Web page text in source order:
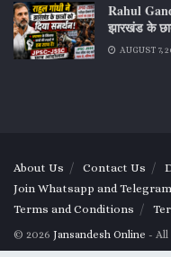
Rahul
झारखंड के
AUGUST 7,
About Us Contact Us
Join Whatsapp and
Terms and Conditions
© 2026 Jansandesh Online - All